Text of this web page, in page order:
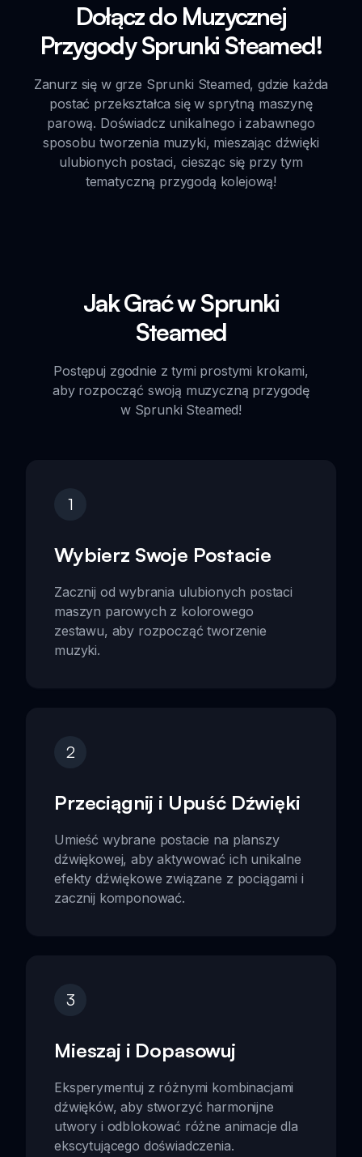
Dołącz do Muzycznej
Przygody Sprunki Steamed!
Zanurz się w grze Sprunki Steamed, gdzie każda
postać przekształca się w sprytną maszynę
parową. Doświadcz unikalnego i zabawnego
sposobu tworzenia muzyki, mieszając dźwięki
ulubionych postaci, ciesząc się przy tym
tematyczną przygodą kolejową!
Jak Grać w Sprunki
Steamed
Postępuj zgodnie z tymi prostymi krokami,
aby rozpocząć swoją muzyczną przygodę
w Sprunki Steamed!
1
Wybierz Swoje Postacie
Zacznij od wybrania ulubionych postaci
maszyn parowych z kolorowego
zestawu, aby rozpocząć tworzenie
muzyki.
2
Przeciągnij i Upuść Dźwięki
Umieść wybrane postacie na planszy
dźwiękowej, aby aktywować ich unikalne
efekty dźwiękowe związane z pociągami i
zacznij komponować.
3
Mieszaj i Dopasowuj
Eksperymentuj z różnymi kombinacjami
dźwięków, aby stworzyć harmonijne
utwory i odblokować różne animacje dla
ekscytującego doświadczenia.